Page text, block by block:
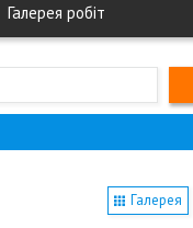
Галерея робіт
Галерея